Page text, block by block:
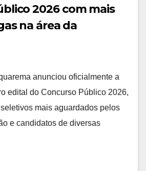
2026 com mais
na área da
anunciou oficialmente a
edital do Concurso Público 2026,
mais aguardados pelos
e candidatos de diversas